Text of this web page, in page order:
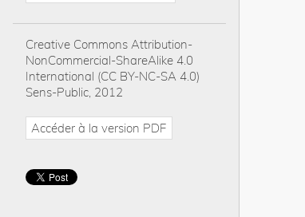
Creative Commons Attribution-
NonCommercial-ShareAlike 4.0
International (CC BY-NC-SA 4.0)
Sens-Public, 2012
Accéder à la version PDF